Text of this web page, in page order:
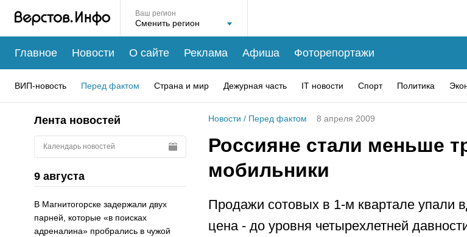
Ваш регион
Главное Новости О сайте Реклама Афиша Фоторепортажи
ВИП-новость Перед фактом Страна и мир Дежурная часть IT новости Спорт Политика
Лента новостей
Календарь новостей
9 августа
В Магнитогорске задержали двух
парней, которые «в поисках
адреналина» пробрались в чужой
Новости / Перед фактом 8 апреля 2009
Россияне стали меньше
мобильники
Продажи сотовых в 1-м квартале упали
цена - до уровня четырехлетней